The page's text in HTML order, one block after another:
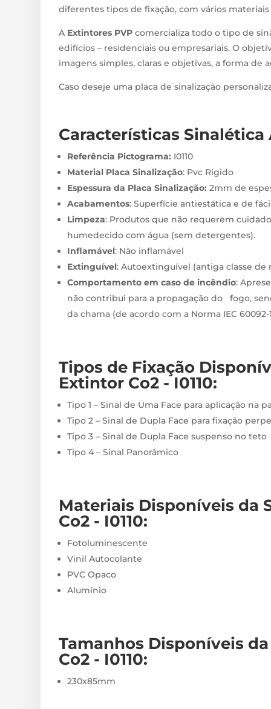
diferentes tipos de fixação, com vários
A Extintores PVP comercializa todo o tipo de
edifícios – residenciais ou empresariais. O
imagens simples, claras e objetivas, a forma de
Caso deseje uma placa de sinalização
Características Sinalética
Referência Pictograma: I0110
Material Placa Sinalização: Pvc Rígido
Espessura da Placa Sinalização: 2mm de
Acabamentos: Superfície antiestática e de
Limpeza: Produtos que não requerem
humedecido com água (sem detergentes).
Inflamável: Não inflamável
Extinguível: Autoextinguível (antiga classe de
Comportamento em caso de incêndio:
não contribui para a propagação do fogo,
da chama (de acordo com a Norma IEC 60092-
Tipos de Fixação
Extintor Co2 - I0110:
Tipo 1 – Sinal de Uma Face para aplicação na
Tipo 2 – Sinal de Dupla Face para fixação
Tipo 3 – Sinal de Dupla Face suspenso no teto
Tipo 4 – Sinal Panorâmico
Materiais Disponíveis da
Co2 - I0110:
Fotoluminescente
Vinil Autocolante
PVC Opaco
Alumínio
Tamanhos Disponíveis
Co2 - I0110:
230x85mm